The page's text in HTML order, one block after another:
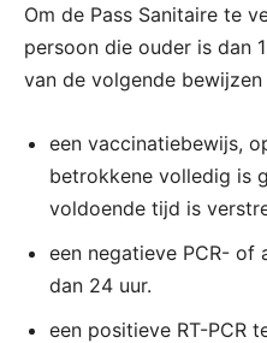
Om de Pass Sanitaire te
persoon die ouder is dan
van de volgende
een vaccinatiebewijs,
betrokkene volledig is
voldoende tijd is
een negatieve PCR- of
dan 24 uur.
een positieve RT-PCR